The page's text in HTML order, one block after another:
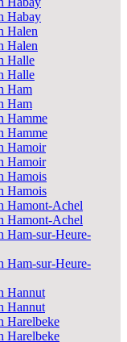
Habay
Halen
Halen
Halle
Halle
Ham
Ham
Hamme
Hamme
Hamoir
Hamoir
Hamois
Hamois
Hamont-Achel
Hamont-Achel
Ham-sur-Heure-
Ham-sur-Heure-
Hannut
Hannut
Harelbeke
Harelbeke